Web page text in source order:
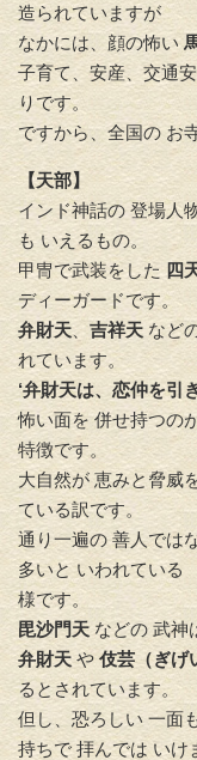
造られていますが
なかには、顔の怖い
子育て、安産、交通
りです。
ですから、全国の お
【天部】
インド神話の 登場人
も いえるもの。
甲冑で武装をした 四
ディーガードです。
弁財天、 吉祥天 など
れています。
‘弁財天は、恋仲を引
怖い面を 併せ持つの
特徴です。
大自然が 恵みと脅威
ている訳です。
通り一遍の 善人では
多いと いわれている
様です。
毘沙門天 などの 武神
弁財天 や 伎芸（ぎげ
るとされています。
但し、恐ろしい 一面
持ちで 拝んでは いけ